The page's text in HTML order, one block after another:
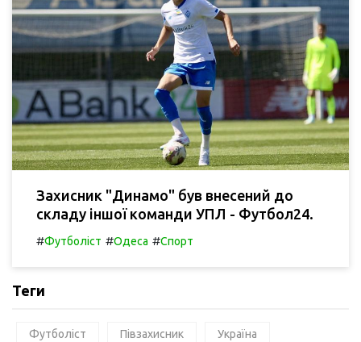
Захисник "Динамо" був внесений до
складу іншої команди УПЛ - Футбол24.
#Футболіст #Одеса #Спорт
Теги
Футболіст Півзахисник Україна